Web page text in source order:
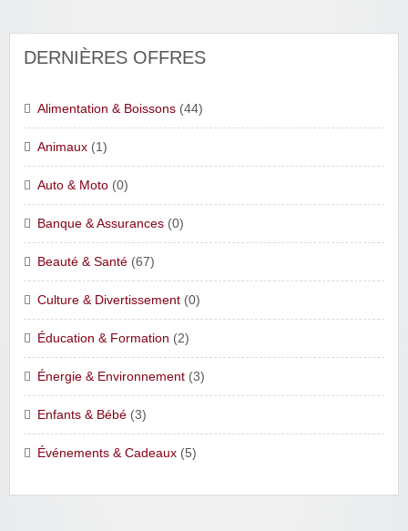
DERNIÈRES OFFRES
Alimentation & Boissons (44)
Animaux (1)
Auto & Moto (0)
Banque & Assurances (0)
Beauté & Santé (67)
Culture & Divertissement (0)
Éducation & Formation (2)
Énergie & Environnement (3)
Enfants & Bébé (3)
Événements & Cadeaux (5)